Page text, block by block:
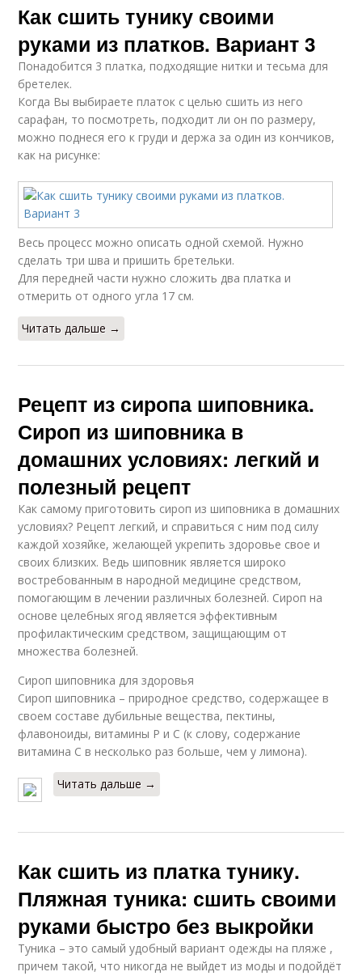
Как сшить тунику своими
руками из платков. Вариант 3
Понадобится 3 платка, подходящие нитки и тесьма для
бретелек.
Когда Вы выбираете платок с целью сшить из него
сарафан, то посмотреть, подходит ли он по размеру,
можно поднеся его к груди и держа за один из кончиков,
как на рисунке:
Весь процесс можно описать одной схемой. Нужно
сделать три шва и пришить бретельки.
Для передней части нужно сложить два платка и
отмерить от одного угла 17 см.
Читать дальше →
Рецепт из сиропа шиповника.
Сироп из шиповника в
домашних условиях: легкий и
полезный рецепт
Как самому приготовить сироп из шиповника в домашних
условиях? Рецепт легкий, и справиться с ним под силу
каждой хозяйке, желающей укрепить здоровье свое и
своих близких. Ведь шиповник является широко
востребованным в народной медицине средством,
помогающим в лечении различных болезней. Сироп на
основе целебных ягод является эффективным
профилактическим средством, защищающим от
множества болезней.
Сироп шиповника для здоровья
Сироп шиповника – природное средство, содержащее в
своем составе дубильные вещества, пектины,
флавоноиды, витамины Р и С (к слову, содержание
витамина С в несколько раз больше, чем у лимона).
Читать дальше →
Как сшить из платка тунику.
Пляжная туника: сшить своими
руками быстро без выкройки
Туника – это самый удобный вариант одежды на пляже ,
причем такой, что никогда не выйдет из моды и подойдёт